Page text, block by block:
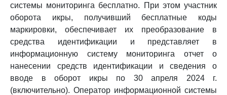
системы мониторинга бесплатно. При этом участник
оборота икры, получивший бесплатные коды
маркировки, обеспечивает их преобразование в
средства идентификации и представляет в
информационную систему мониторинга отчет о
нанесении средств идентификации и сведения о
вводе в оборот икры по 30 апреля 2024 г.
(включительно). Оператор информационной системы